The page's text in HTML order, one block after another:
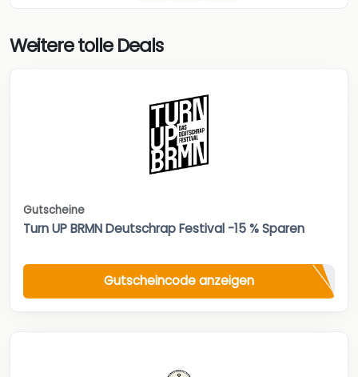
Weitere tolle Deals
Gutscheine
Turn UP BRMN Deutschrap Festival -15 % Sparen
Gutscheincode anzeigen